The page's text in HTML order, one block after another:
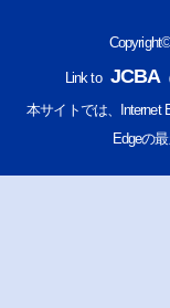
Link to JCBA
本サイトでは、Internet
Edgeの